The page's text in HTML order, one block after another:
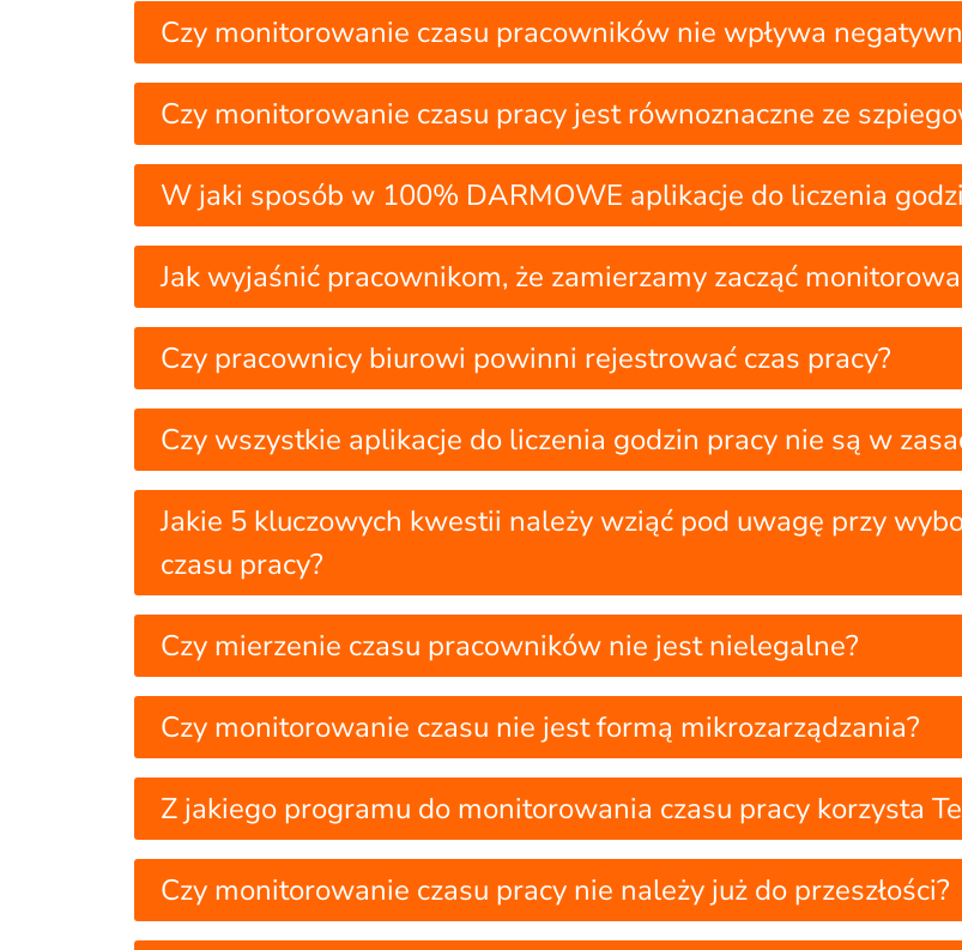
Czy monitorowanie czasu pracowników nie wpływa
Czy monitorowanie czasu pracy jest równoznaczne ze
W jaki sposób w 100% DARMOWE aplikacje do liczenia
Jak wyjaśnić pracownikom, że zamierzamy zacząć
Czy pracownicy biurowi powinni rejestrować czas pracy?
Czy wszystkie aplikacje do liczenia godzin pracy nie są w
Jakie 5 kluczowych kwestii należy wziąć pod uwagę przy
czasu pracy?
Czy mierzenie czasu pracowników nie jest nielegalne?
Czy monitorowanie czasu nie jest formą mikrozarządzania?
Z jakiego programu do monitorowania czasu pracy korzysta
Czy monitorowanie czasu pracy nie należy już do przeszłości?